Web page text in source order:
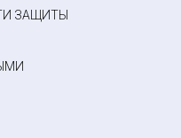
ЗАЩИТЫ